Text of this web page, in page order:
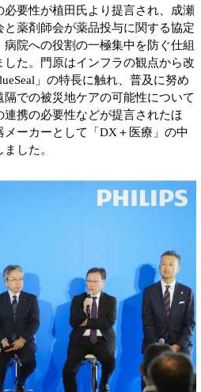
要性が植田氏より提言され、成瀬
薬剤師会が薬品投与に関する協定
院への役割の一極集中を防ぐ仕組
た。門原はインフラの観点から改
」の特長に触れ、普及に努め
での被災地ケアの可能性について
携の必要性などが提言されたほ
ーカーとして「DX＋医療」の中
した。